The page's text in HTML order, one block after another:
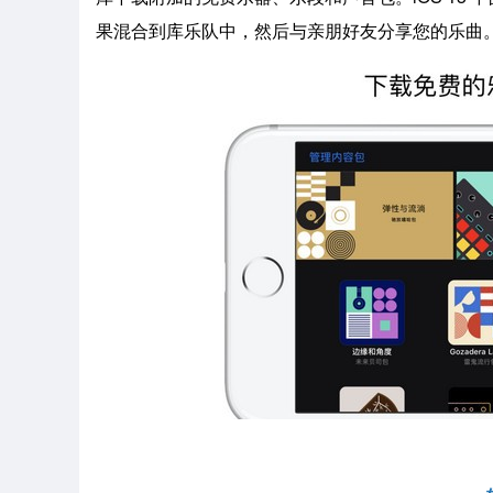
果混合到库乐队中，然后与亲朋好友分享您的乐曲